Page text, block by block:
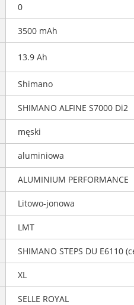
0
3500 mAh
13.9 Ah
Shimano
SHIMANO ALFINE S7000 Di2
męski
aluminiowa
ALUMINIUM PERFORMANCE
Litowo-jonowa
LMT
SHIMANO STEPS DU E6110
XL
SELLE ROYAL